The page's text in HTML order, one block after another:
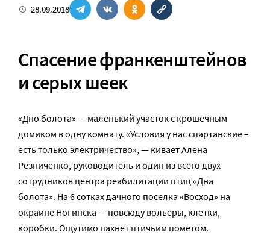
28.09.2018
Спасение франкенштейнов
и серых шеек
«Дно болота» — маленький участок с крошечным
домиком в одну комнату. «Условия у нас спартанские –
есть только электричество», — кивает Алена
Резниченко, руководитель и один из всего двух
сотрудников центра реабилитации птиц «Дна
болота». На 6 сотках дачного поселка «Восход» на
окраине Ногинска — повсюду вольеры, клетки,
коробки. Ощутимо пахнет птичьим пометом.